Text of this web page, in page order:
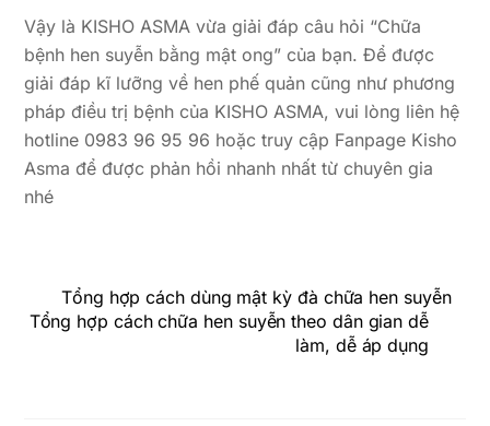
Vậy là KISHO ASMA vừa giải đáp câu hỏi “Chữa
bệnh hen suyễn bằng mật ong” của bạn. Để được
giải đáp kĩ lưỡng về hen phế quản cũng như phương
pháp điều trị bệnh của KISHO ASMA, vui lòng liên hệ
hotline 0983 96 95 96 hoặc truy cập Fanpage Kisho
Asma để được phản hồi nhanh nhất từ chuyên gia
nhé
Tổng hợp cách dùng mật kỳ đà chữa hen suyễn
Tổng hợp cách chữa hen suyễn theo dân gian dễ
làm, dễ áp dụng